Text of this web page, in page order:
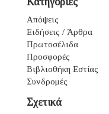
Απόψεις
Ειδήσεις / Άρθρα
Πρωτοσέλιδα
Προσφορές
Βιβλιοθήκη Εστίας
Συνδρομές
Σχετικά